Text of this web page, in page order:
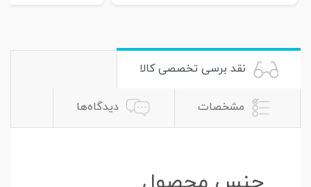
نقد برسی تخصصی کالا
مشخصات دیدگاه‌ها